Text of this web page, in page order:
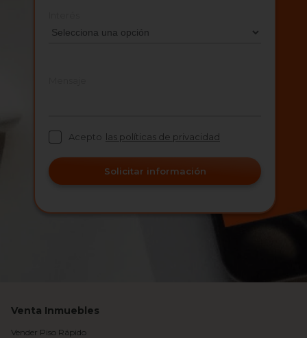
Acepto las políticas de privacidad
Solicitar información
Venta Inmuebles
Vender Piso Rápido